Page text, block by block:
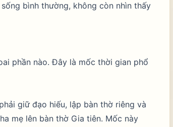
bình thường, không còn nhìn thấy
phần nào. Đây là mốc thời gian phổ
giữ đạo hiếu, lập bàn thờ riêng và
mẹ lên bàn thờ Gia tiên. Mốc này